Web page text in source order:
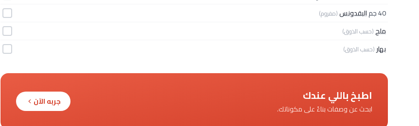
40 جم
البقدونس(مفروم)
ملح(حسب الذوق)
بهار (حسب الذوق)
اطبخ باللي عندك
ابحث عن وصفات بناءً على مكوناتك.
جربه الآن